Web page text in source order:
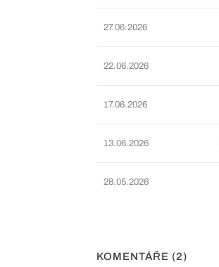
27.06.2026
22.06.2026
17.06.2026
13.06.2026
28.05.2026
KOMENTÁŘE (2)